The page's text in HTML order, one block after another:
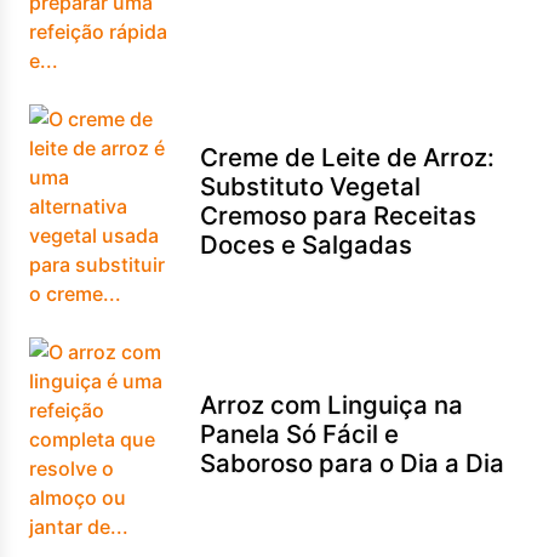
Creme de Leite de Arroz:
Substituto Vegetal
Cremoso para Receitas
Doces e Salgadas
Arroz com Linguiça na
Panela Só Fácil e
Saboroso para o Dia a Dia